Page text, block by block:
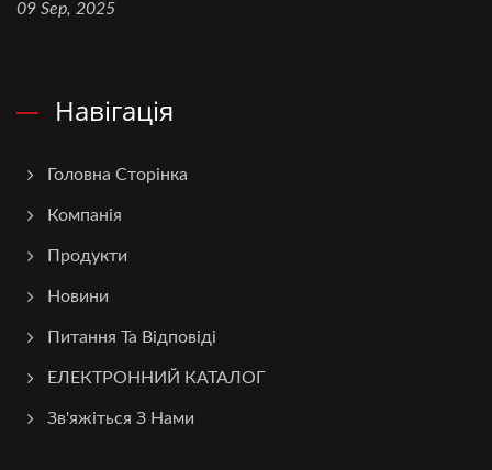
09 Sep, 2025
Навігація
Головна Сторінка
Компанія
Продукти
Новини
Питання Та Відповіді
ЕЛЕКТРОННИЙ КАТАЛОГ
Зв'яжіться З Нами